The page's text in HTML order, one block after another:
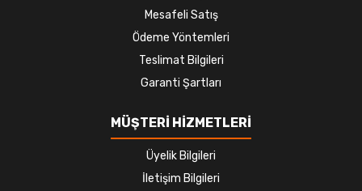
Mesafeli Satış
Ödeme Yöntemleri
Teslimat Bilgileri
Garanti Şartları
MÜŞTERİ HİZMETLERİ
Üyelik Bilgileri
İletişim Bilgileri